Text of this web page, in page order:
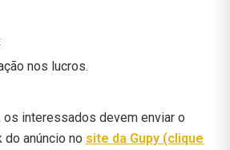
nos lucros.
os interessados devem enviar o
do anúncio no site da Gupy (clique